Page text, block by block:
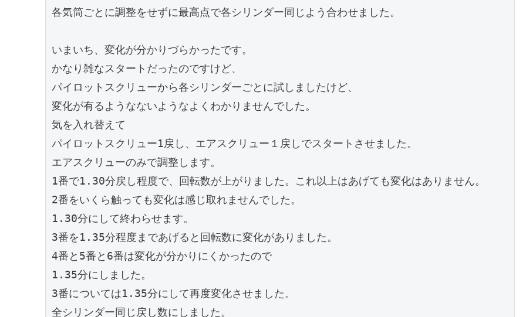
各気筒ごとに調整をせずに最高点で各シリンダー同じよう合わせました。
いまいち、変化が分かりづらかったです。
かなり雑なスタートだったのですけど、
パイロットスクリューから各シリンダーごとに試しましたけど、
変化が有るようなないようなよくわかりませんでした。
気を入れ替えて
パイロットスクリュー1戻し、エアスクリュー１戻しでスタートさせました。
エアスクリューのみで調整します。
1番で1.30分戻し程度で、回転数が上がりました。これ以上はあげても変化はありません。
2番をいくら触っても変化は感じ取れませんでした。
1.30分にして終わらせます。
3番を1.35分程度まであげると回転数に変化がありました。
4番と5番と6番は変化が分かりにくかったので
1.35分にしました。
3番については1.35分にして再度変化させました。
全シリンダー同じ戻し数にしました。